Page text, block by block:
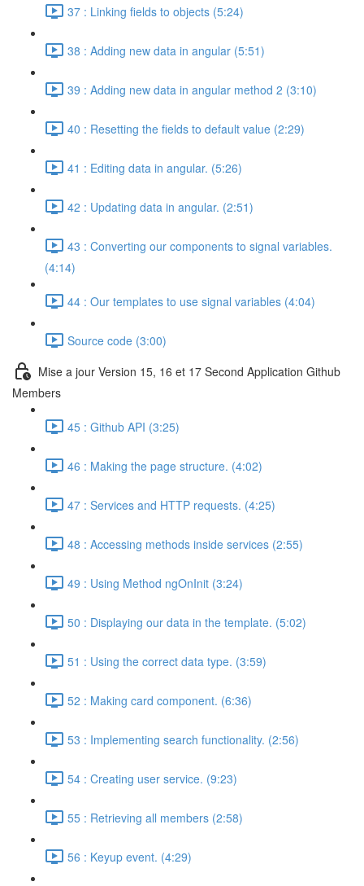
37 : Linking fields to objects (5:24)
38 : Adding new data in angular (5:51)
39 : Adding new data in angular method 2 (3:10)
40 : Resetting the fields to default value (2:29)
41 : Editing data in angular. (5:26)
42 : Updating data in angular. (2:51)
43 : Converting our components to signal variables.
(4:14)
44 : Our templates to use signal variables (4:04)
Source code (3:00)
Mise a jour Version 15, 16 et 17 Second Application Github
Members
45 : Github API (3:25)
46 : Making the page structure. (4:02)
47 : Services and HTTP requests. (4:25)
48 : Accessing methods inside services (2:55)
49 : Using Method ngOnInit (3:24)
50 : Displaying our data in the template. (5:02)
51 : Using the correct data type. (3:59)
52 : Making card component. (6:36)
53 : Implementing search functionality. (2:56)
54 : Creating user service. (9:23)
55 : Retrieving all members (2:58)
56 : Keyup event. (4:29)